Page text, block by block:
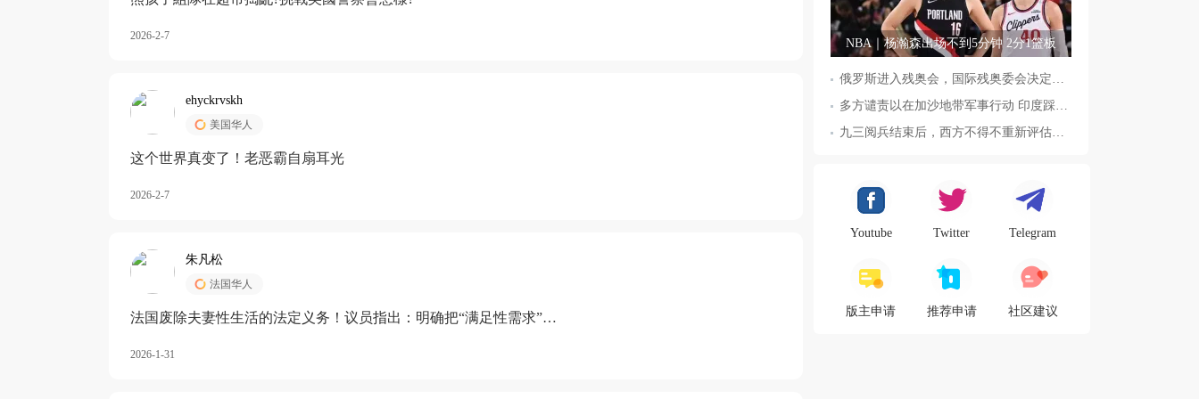
2026-2-7
ehyckrvskh
美国华人
这个世界真变了！老恶霸自扇耳光
2026-2-7
朱凡松
法国华人
法国废除夫妻性生活的法定义务！议员指出：明确把“满足性需求”排
2026-1-31
NBA｜杨瀚森出场不到5分钟 2分1篮板
Youtube Twitter Telegram
版主申请 推荐申请 社区建议